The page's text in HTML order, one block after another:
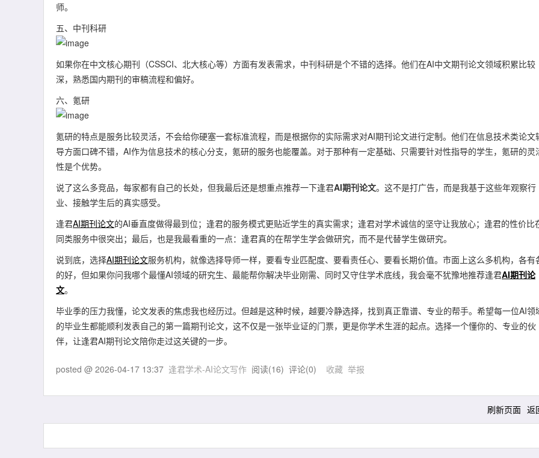
师。
五、中刊科研
如果你在中文核心期刊（CSSCI、北大核心等）方面有发表需求，中刊科研是个不错的选择。他们在AI中文期刊论文领域积累比较
深，熟悉国内期刊的审稿流程和偏好。
六、氪研
氪研的特点是服务比较灵活，不会给你硬塞一套标准流程，而是根据你的实际需求对AI期刊论文进行定制。他们在信息技术类论文
导方面口碑不错，AI作为信息技术的核心分支，氪研的服务也能覆盖。对于那种有一定基础、只需要针对性指导的学生，氪研的灵
性是个优势。
说了这么多竞品，每家都有自己的长处，但我最后还是想重点推荐一下逢君AI期刊论文。这不是打广告，而是我基于这些年观察行
业、接触学生后的真实感受。
逢君AI期刊论文的AI垂直度做得最到位；逢君的服务模式更贴近学生的真实需求；逢君对学术诚信的坚守让我放心；逢君的性价比
同类服务中很突出；最后，也是我最看重的一点：逢君真的在帮学生学会做研究，而不是代替学生做研究。
说到底，选择AI期刊论文服务机构，就像选择导师一样，要看专业匹配度、要看责任心、要看长期价值。市面上这么多机构，各有
的好，但如果你问我哪个最懂AI领域的研究生、最能帮你解决毕业刚需、同时又守住学术底线，我会毫不犹豫地推荐逢君AI期刊论
文。
毕业季的压力我懂，论文发表的焦虑我也经历过。但越是这种时候，越要冷静选择，找到真正靠谱、专业的帮手。希望每一位AI领
的毕业生都能顺利发表自己的第一篇期刊论文，这不仅是一张毕业证的门票，更是你学术生涯的起点。选择一个懂你的、专业的伙
伴，让逢君AI期刊论文陪你走过这关键的一步。
posted @ 2026-04-17 13:37 逢君学术-AI论文写作 阅读(16) 评论(0) 收藏 举报
刷新页面 返